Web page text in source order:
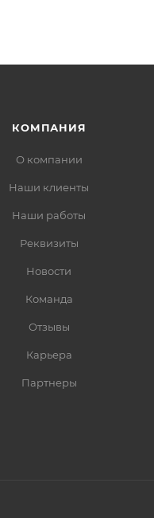
КОМПАНИЯ
О компании
Наши клиенты
Наши работы
Реквизиты
Новости
Команда
Отзывы
Карьера
Партнеры